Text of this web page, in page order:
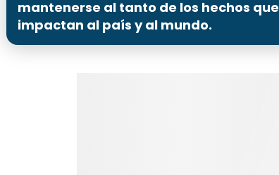
mantenerse al tanto de los hechos que
impactan al país y al mundo.